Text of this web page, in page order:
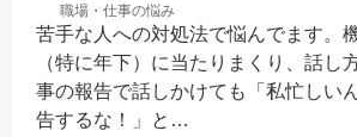
職場・仕事の悩み
苦手な人への対処法で悩んでます。
（特に年下）に当たりまくり、話し
事の報告で話しかけても「私忙しい
告するな！」と…